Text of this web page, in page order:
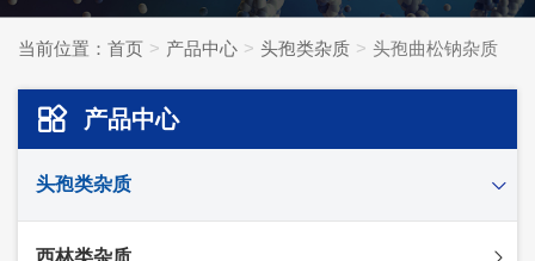
当前位置： 首页 产品中心 头孢类杂质 头孢曲松钠杂质
产品中心
头孢类杂质
西林类杂质